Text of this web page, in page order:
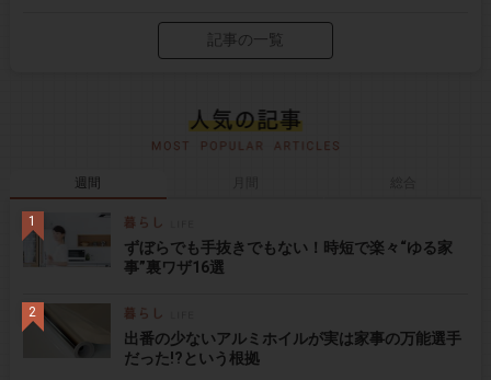
記事の一覧
週間
ずぼらでも手抜きでもない！時短で楽々“ゆる家
事”裏ワザ16選
出番の少ないアルミホイルが実は家事の万能選手
だった!?という根拠